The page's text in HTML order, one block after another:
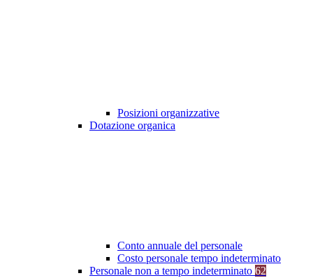
Posizioni organizzative
Dotazione organica
Conto annuale del personale
Costo personale tempo indeterminato
Personale non a tempo indeterminato 62